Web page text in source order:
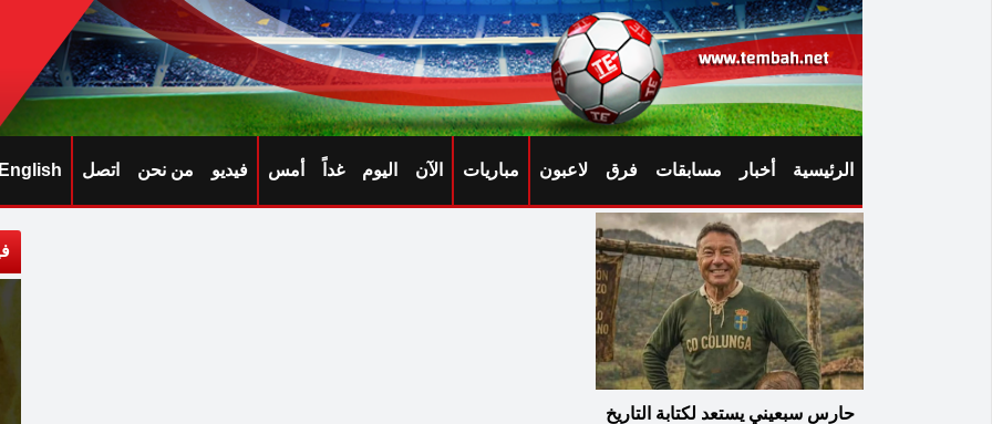
الرئيسية أخبار مسابقات فرق لاعبون مباريات الآن اليوم غداً أمس فيديو من نحن اتصل
حارس سبعيني يستعد لكتابة التاريخ